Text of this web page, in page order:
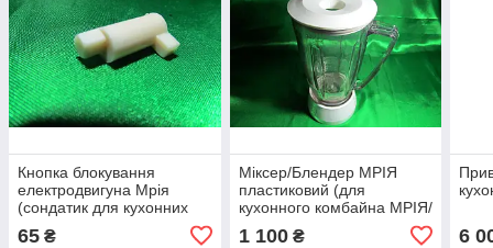
Кнопка блокування
електродвигуна Мрія
(сондатик для кухонних
комбайнів Мрія/Мія-2М)
65 ₴
Міксер/Блендер МРІЯ
пластиковий (для
кухонного комбайна МРІЯ/
1 100₴ 6